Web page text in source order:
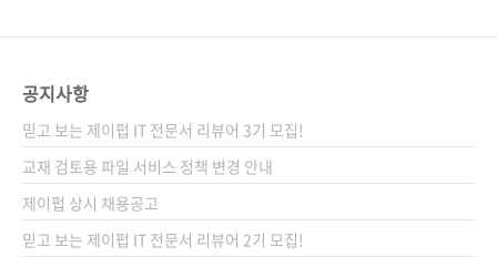
식으로요. 프롬프트 스킬? 중요합니다. 그런데
사고, 구조화된 사고 등 AI가 흉내낼 수는 있어도
주도할 수는 없는 인간 고유의 힘입니다. 저자는
문자, 인쇄술, 인터넷의 파도 속에서도 살아남은
건 결국 사유하는 인간이었다는 역사적 사실과
함께, AI를 지적 파트너로 삼는 법..
공지사항
믿고 보는 제이펍 IT 전문서 리뷰어 3기 모집!
교재 검토용 파일 서비스 정책 변경 안내
제이펍 상시 채용공고
믿고 보는 제이펍 IT 전문서 리뷰어 2기 모집!